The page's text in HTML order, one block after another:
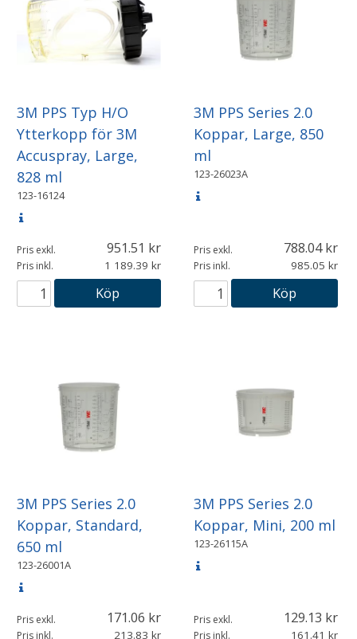
3M PPS Typ H/O
Ytterkopp för 3M
Accuspray, Large,
828 ml
123-16124
Pris exkl. 951.51
Pris inkl. 1 189.39
Köp
3M PPS Series 2.0
Koppar, Large, 850
ml
123-26023A
Pris exkl. 788.04
Pris inkl. 985.05
Köp
3M PPS Series 2.0
Koppar, Standard,
650 ml
123-26001A
Pris exkl. 171.06
Pris inkl. 213.83
3M PPS Series 2.0
Koppar, Mini, 200 ml
123-26115A
Pris exkl. 129.13
Pris inkl. 161.41